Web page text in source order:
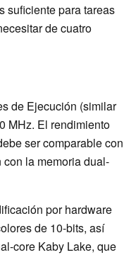
suficiente para tareas
de cuatro
de Ejecución (similar
MHz. El rendimiento
ser comparable con
la memoria dual-
por hardware
de 10-bits, así
core Kaby Lake, que